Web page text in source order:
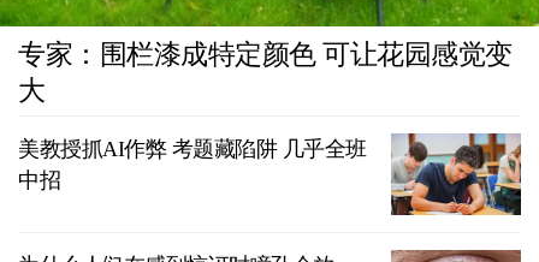
专家：围栏漆成特定颜色 可让花园感觉变
大
美教授抓AI作弊 考题藏陷阱 几乎全班
中招